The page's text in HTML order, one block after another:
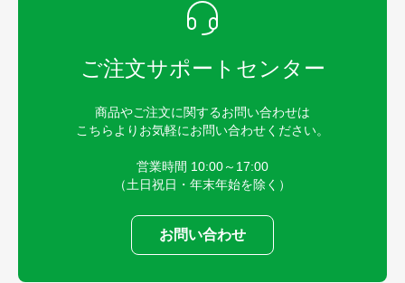
ご注文サポートセンター
商品やご注文に関するお問い合わせは
こちらよりお気軽にお問い合わせください。
営業時間 10:00～17:00
（土日祝日・年末年始を除く）
お問い合わせ